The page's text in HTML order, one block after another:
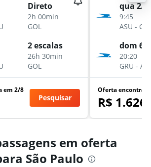
Direto
2h 00min
GOL
2 escalas
26h 30min
GOL
em 2/8
Pesquisar
qua 2/9
9:45
ASU -
dom 6/9
20:20
GRU -
Oferta
R$ 1.626
em oferta
São Paulo